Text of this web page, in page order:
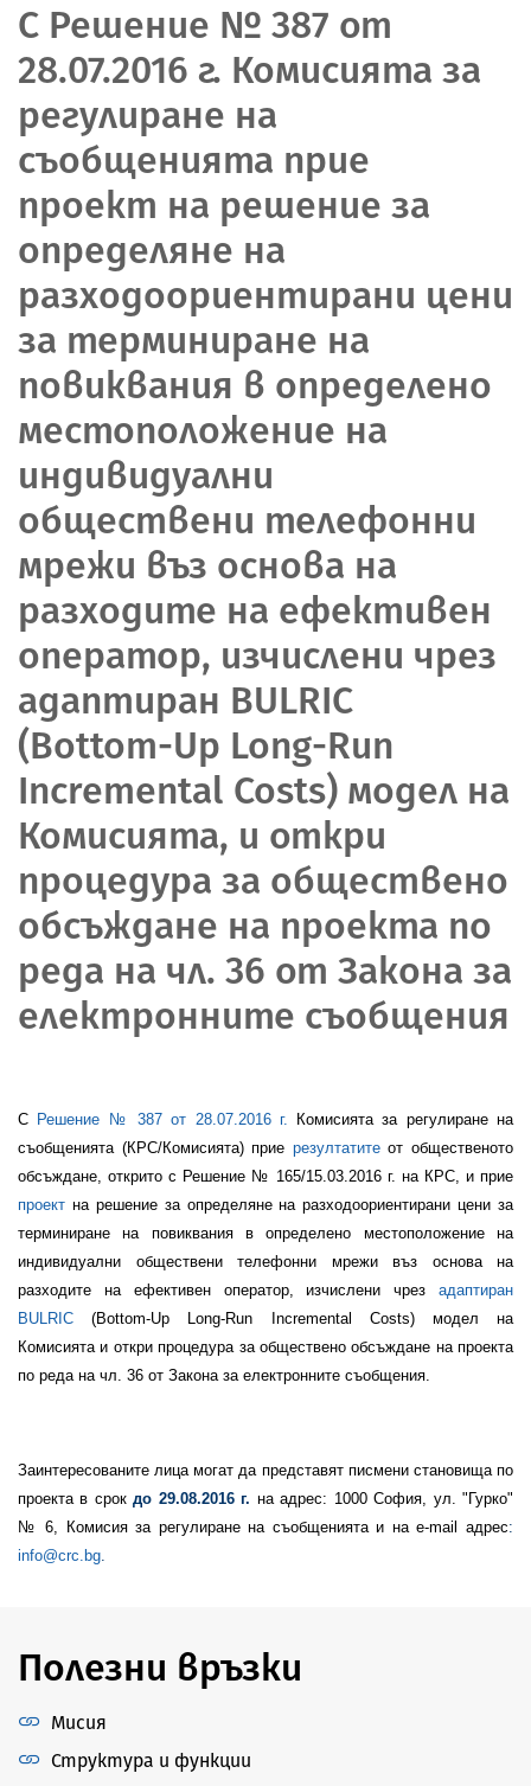
С Решение № 387 от
28.07.2016 г. Комисията за
регулиране на
съобщенията прие
проект на решение за
определяне на
разходоориентирани цени
за терминиране на
повиквания в определено
местоположение на
индивидуални
обществени телефонни
мрежи въз основа на
разходите на ефективен
оператор, изчислени чрез
адаптиран BULRIC
(Bottom-Up Long-Run
Incremental Costs) модел на
Комисията, и откри
процедура за обществено
обсъждане на проекта по
реда на чл. 36 от Закона за
електронните съобщения
С Решение № 387от 28.07.2016 г.
Комисията за регулиране на
съобщенията (КРС/Комисията) прие резултатитеот общественото
обсъждане, открито с Решение № 165/15.03.2016 г. на КРС, и прие
проект на решение за определяне на разходоориентирани цени за
терминиране на повиквания в определено местоположение на
индивидуални обществени телефонни мрежи въз основа на
разходите на ефективен оператор, изчислени чрез адаптиран
BULRIC (Bottom-Up Long-Run Incremental Costs) модел на
Комисията и откри процедура за обществено обсъждане на проекта
по реда на чл. 36 от Закона за електронните съобщения.
Заинтересованите лица могат да представят писмени становища по
проекта в срокдо 29.08.2016 г. на адрес: 1000 София, ул. "Гурко"
№ 6, Комисияза регулиране на съобщенията и наe-mail адрес:
info@crc bg
Полезни връзки
Мисия
Структура и функции